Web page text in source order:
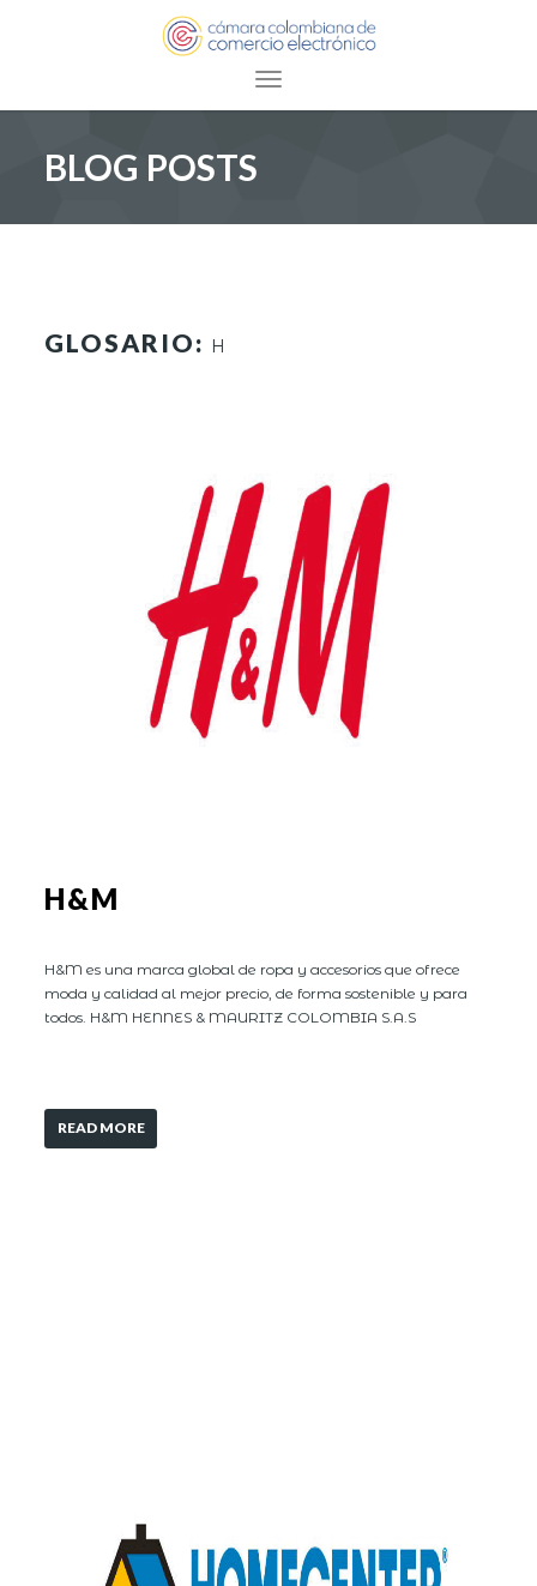
Toggle navigation
BLOG POSTS
GLOSARIO: H
H&M
H&M es una marca global de ropa y accesorios que ofrece
moda y calidad al mejor precio, de forma sostenible y para
todos. H&M HENNES & MAURITZ COLOMBIA S.A.S
READ MORE